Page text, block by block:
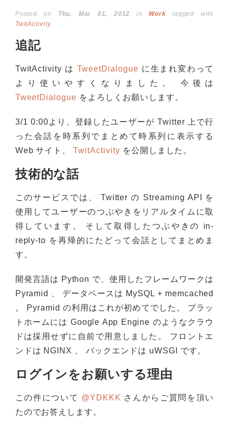
Posted on Thu, Mar 01, 2012 in Work tagged with
TwitActivity
追記
TwitActivity は TweetDialogue に生まれ変わって
より使いやすくなりました。 今後は
TweetDialogue をよろしくお願いします。
3/1 0:00より、登録したユーザーが Twitter 上で行
った会話を時系列でまとめて時系列に表示する
Web サイト、TwitActivity を公開しました。
技術的な話
このサービスでは、 Twitter の Streaming API を
使用してユーザーのつぶやきをリアルタイムに取
得しています。 そして取得したつぶやきの in-
reply-to を再帰的にたどって会話としてまとめま
す。
開発言語は Python で、使用したフレームワークは
Pyramid 、 データベースは MySQL + memcached
。 Pyramid の利用はこれが初めてでした。 プラッ
トホームには Google App Engine のようなクラウ
ドは採用せずに自前で用意しました。 フロントエ
ンドは NGINX 、 バックエンドは uWSGI です。
ログインをお願いする理由
この件について @YDKKK さんからご質問を頂い
たのでお答えします。